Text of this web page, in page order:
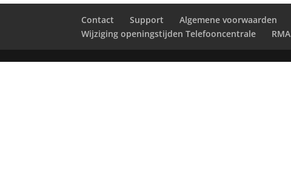
Contact Support Algemene voorwaarden
Wijziging openingstijden Telefooncentrale
RMA